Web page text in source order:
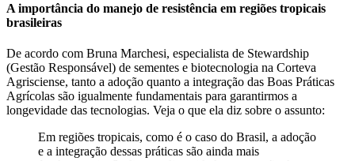
A importância do manejo de resistência em regiões tropicais
brasileiras
De acordo com Bruna Marchesi, especialista de Stewardship
(Gestão Responsável) de sementes e biotecnologia na Corteva
Agrisciense, tanto a adoção quanto a integração das Boas Práticas
Agrícolas são igualmente fundamentais para garantirmos a
longevidade das tecnologias. Veja o que ela diz sobre o assunto:
Em regiões tropicais, como é o caso do Brasil, a adoção
e a integração dessas práticas são ainda mais